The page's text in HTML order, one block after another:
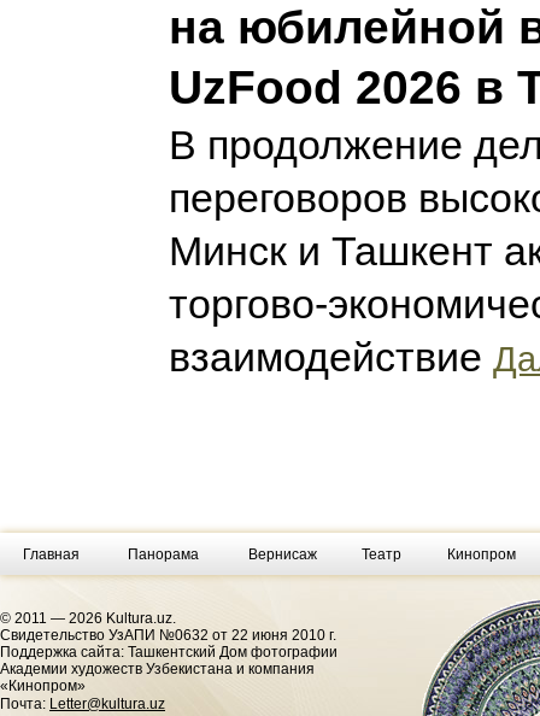
на юбилейной
UzFood 2026 в
В продолжение
переговоров
Минск и Ташкент
торгово-
взаимодействие
Главная Панорама Вернисаж Театр Кинопром
© 2011 — 2026 Kultura.uz.
Cвидетельство УзАПИ №0632 от 22 июня 2010 г.
Поддержка сайта: Ташкентский Дом фотографии
Академии художеств Узбекистана и компания
«Кинопром»
Почта: Letter@kultura.uz